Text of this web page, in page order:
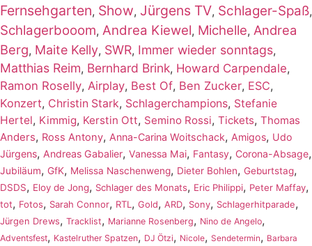
Fernsehgarten, Show, Jürgens TV, Schlager-Spaß,
Schlagerbooom, Andrea Kiewel, Michelle, Andrea
Berg, Maite Kelly, SWR, Immer wieder sonntags,
Matthias Reim, Bernhard Brink, Howard Carpendale,
Ramon Roselly, Airplay, Best Of, Ben Zucker, ESC,
Konzert, Christin Stark, Schlagerchampions, Stefanie
Hertel, Kimmig, Kerstin Ott, Semino Rossi, Tickets, Thomas
Anders, Ross Antony, Anna-Carina Woitschack, Amigos, Udo
Jürgens, Andreas Gabalier, Vanessa Mai, Fantasy, Corona-Absage,
Jubiläum, GfK, Melissa Naschenweng, Dieter Bohlen, Geburtstag,
DSDS, Eloy de Jong, Schlager des Monats, Eric Philippi, Peter Maffay,
tot, Fotos, Sarah Connor, RTL , Gold, ARD, Sony, Schlagerhitparade,
Jürgen Drews, Tracklist, Marianne Rosenberg, Nino de Angelo,
Adventsfest, Kastelruther Spatzen, DJ Ötzi, Nicole, Sendetermin, Barbara